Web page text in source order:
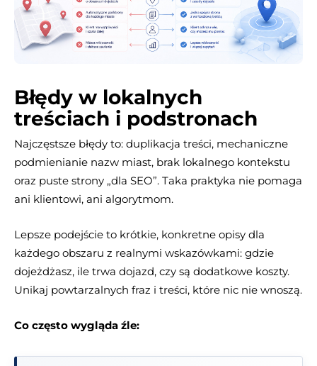
Błędy w lokalnych
treściach i podstronach
Najczęstsze błędy to: duplikacja treści, mechaniczne
podmienianie nazw miast, brak lokalnego kontekstu
oraz puste strony „dla SEO”. Taka praktyka nie pomaga
ani klientowi, ani algorytmom.
Lepsze podejście to krótkie, konkretne opisy dla
każdego obszaru z realnymi wskazówkami: gdzie
dojeżdżasz, ile trwa dojazd, czy są dodatkowe koszty.
Unikaj powtarzalnych fraz i treści, które nic nie wnoszą.
Co często wygląda źle: